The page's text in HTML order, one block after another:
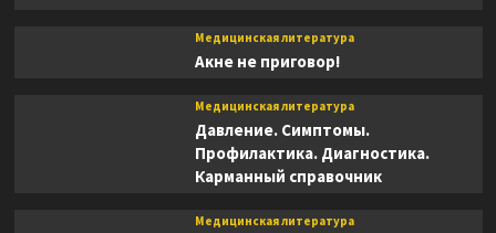
Медицинская литература
Акне не приговор!
Медицинская литература
Давление. Симптомы.
Профилактика. Диагностика.
Карманный справочник
Медицинская литература